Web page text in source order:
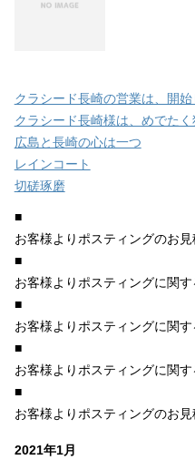
クラシード長崎の営業は、開始
クラシード長崎様は、めでた
広島と長崎の心は一つ
レインコート
切磋琢磨
■
お客様よりポスティングのお見
■
お客様よりポスティングに関
■
お客様よりポスティングに関
■
お客様よりポスティングに関
■
お客様よりポスティングのお見
2021年1月